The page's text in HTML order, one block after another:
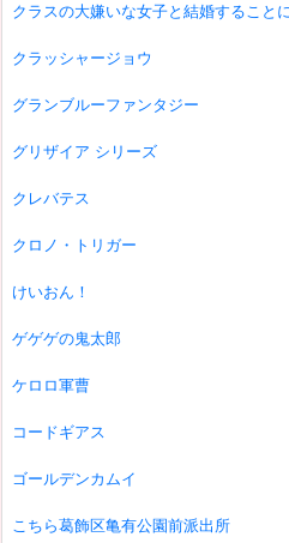
クラスの大嫌いな女子と結婚すること
クラッシャージョウ
グランブルーファンタジー
グリザイア シリーズ
クレバテス
クロノ・トリガー
けいおん！
ゲゲゲの鬼太郎
ケロロ軍曹
コードギアス
ゴールデンカムイ
こちら葛飾区亀有公園前派出所